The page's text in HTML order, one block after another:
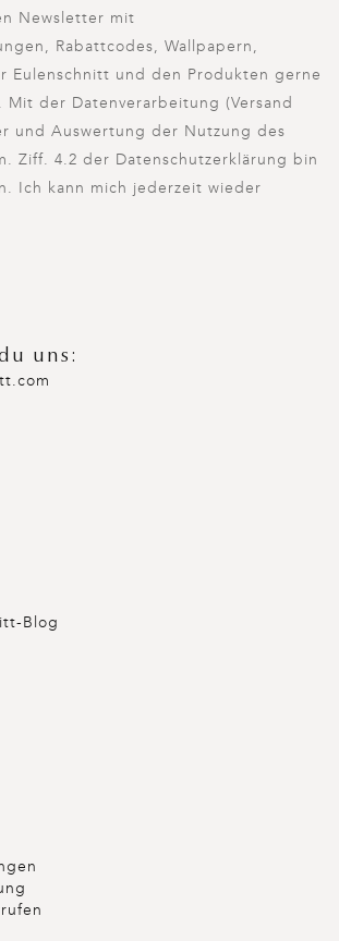
Newsletter mit
Rabattcodes, Wallpapern,
Eulenschnitt und den Produkten gerne
Mit der Datenverarbeitung (Versand
und Auswertung der Nutzung des
Ziff. 4.2 der Datenschutzerklärung bin
Ich kann mich jederzeit wieder
uns:
Blog